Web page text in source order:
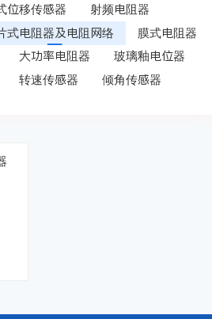
位移传感器
射频电阻器
式电阻器及电阻网络
膜式电阻器
大功率电阻器
玻璃釉电位器
转速传感器
倾角传感器